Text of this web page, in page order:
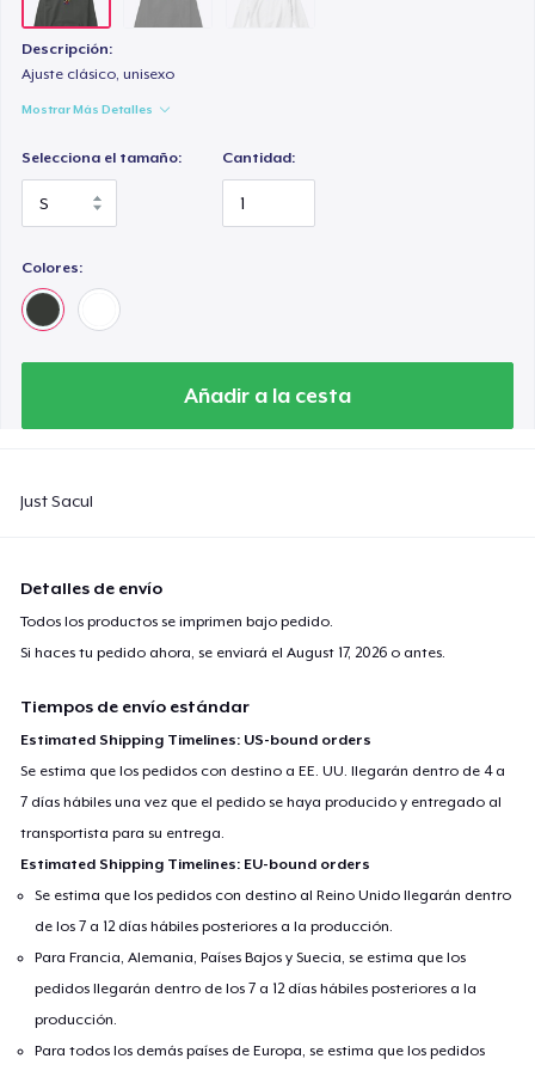
Descripción:
Ajuste clásico, unisexo
Mostrar Más Detalles
Selecciona el tamaño: Cantidad:
Colores:
Añadir a la cesta
Just Sacul
Detalles de envío
Todos los productos se imprimen bajo pedido.
Si haces tu pedido ahora, se enviará elAugust 17, 2026 o antes.
Tiempos de envío estándar
Estimated Shipping Timelines: US-bound orders
Se estima que los pedidos con destino a EE. UU. llegarán dentro de 4 a
7 días hábiles una vez que el pedido se haya producido y entregado al
transportista para su entrega.
Estimated Shipping Timelines: EU-bound orders
Se estima que los pedidos con destino al Reino Unido llegarán dentro
de los 7 a 12 días hábiles posteriores a la producción.
Para Francia, Alemania, Países Bajos y Suecia, se estima que los
pedidos llegarán dentro de los 7 a 12 días hábiles posteriores a la
producción.
Para todos los demás países de Europa, se estima que los pedidos